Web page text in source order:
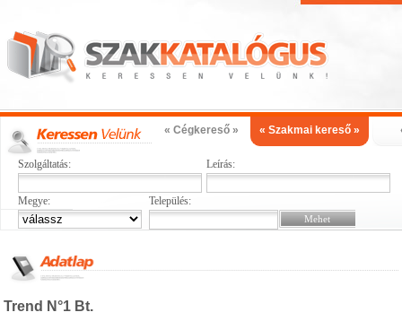
« Cégkereső » « Szakmai kereső »
Szolgáltatás: Leírás:
Megye: Település:
Trend N°1 Bt.